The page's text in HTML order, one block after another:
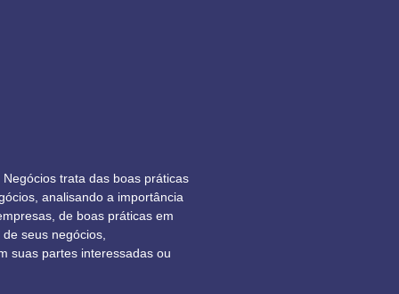
trata das boas práticas
analisando a importância
de boas práticas em
seus negócios,
suas partes interessadas ou